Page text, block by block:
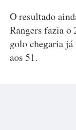
O resultado
Rangers fazia o
golo chegaria
aos 51.